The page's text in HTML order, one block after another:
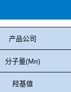
产品公司
分子量(Mn)
羟基值